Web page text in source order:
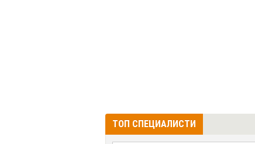
ТОП СПЕЦИАЛИСТИ